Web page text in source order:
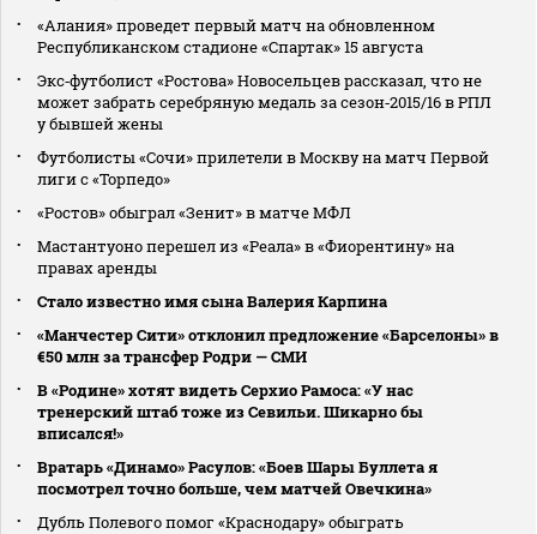
«Алания» проведет первый матч на обновленном
Республиканском стадионе «Спартак» 15 августа
Экс‑футболист «Ростова» Новосельцев рассказал, что не
может забрать серебряную медаль за сезон‑2015/16 в РПЛ
у бывшей жены
Футболисты «Сочи» прилетели в Москву на матч Первой
лиги с «Торпедо»
«Ростов» обыграл «Зенит» в матче МФЛ
Мастантуоно перешел из «Реала» в «Фиорентину» на
правах аренды
Стало известно имя сына Валерия Карпина
«Манчестер Сити» отклонил предложение «Барселоны» в
€50 млн за трансфер Родри — СМИ
В «Родине» хотят видеть Серхио Рамоса: «У нас
тренерский штаб тоже из Севильи. Шикарно бы
вписался!»
Вратарь «Динамо» Расулов: «Боев Шары Буллета я
посмотрел точно больше, чем матчей Овечкина»
Дубль Полевого помог «Краснодару» обыграть